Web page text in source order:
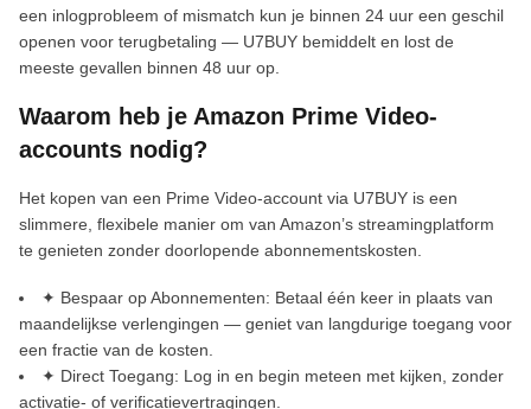
een inlogprobleem of mismatch kun je binnen 24 uur een geschil
openen voor terugbetaling — U7BUY bemiddelt en lost de
meeste gevallen binnen 48 uur op.
Waarom heb je Amazon Prime Video-
accounts nodig?
Het kopen van een Prime Video-account via U7BUY is een
slimmere, flexibele manier om van Amazon’s streamingplatform
te genieten zonder doorlopende abonnementskosten.
✦ Bespaar op Abonnementen: Betaal één keer in plaats van
maandelijkse verlengingen — geniet van langdurige toegang voor
een fractie van de kosten.
✦ Direct Toegang: Log in en begin meteen met kijken, zonder
activatie- of verificatievertragingen.